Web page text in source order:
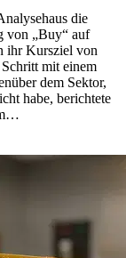
die
von „Buy“ auf
ihr Kursziel von
mit einem
dem Sektor,
habe, berichtete